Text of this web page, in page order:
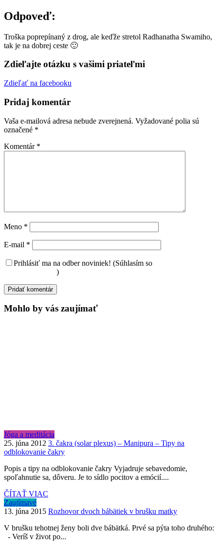
Odpoveď:
Troška poprepínaný z drog, ale keďže stretol Radhanatha Swamiho,
tak je na dobrej ceste 🙂
Zdieľajte otázku s vašimi priateľmi
Zdieľať na facebooku
Pridaj komentár
Vaša e-mailová adresa nebude zverejnená. Vyžadované polia sú
označené *
Komentár *
Meno *
E-mail *
Prihlásiť ma na odber noviniek! (Súhlasím so
)
Mohlo by vás zaujímať
Jóga a meditácia
25. júna 2012 3. čakra (solar plexus) – Manipura – Tipy na
odblokovanie čakry
Popis a tipy na odblokovanie čakry Vyjadruje sebavedomie,
spoľahnutie sa, dôveru. Je to sídlo pocitov a emócií....
ČÍTAŤ VIAC
Zaujímavé
13. júna 2015 Rozhovor dvoch bábätiek v brušku matky
V brušku tehotnej ženy boli dve bábätká. Prvé sa pýta toho druhého:
- Veríš v život po...